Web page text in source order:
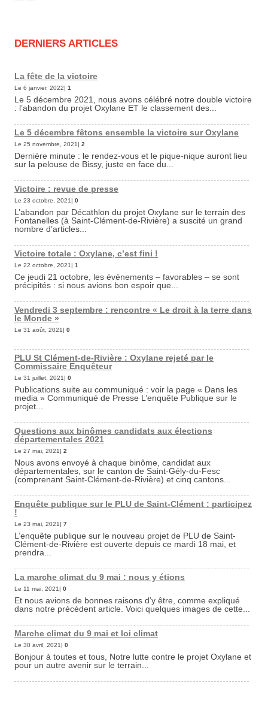
DERNIERS ARTICLES
La fête de la victoire
Le 6 janvier, 2022| 1
Le 5 décembre 2021, nous avons célébré notre double victoire
: l’abandon du projet Oxylane ET le classement des...
Le 5 décembre fêtons ensemble la victoire sur Oxylane
Le 25 novembre, 2021| 2
Dernière minute : le rendez-vous et le pique-nique auront lieu
sur la pelouse de Bissy, juste en face du...
Victoire : revue de presse
Le 23 octobre, 2021| 0
L’abandon par Décathlon du projet Oxylane sur le terrain des
Fontanelles (à Saint-Clément-de-Rivière) a suscité un grand
nombre d’articles...
Victoire totale : Oxylane, c’est fini !
Le 22 octobre, 2021| 1
Ce jeudi 21 octobre, les événements – favorables – se sont
précipités : si nous avions bon espoir que...
Vendredi 3 septembre : rencontre « Le droit à la terre dans
le Monde »
Le 31 août, 2021| 0
PLU St Clément-de-Rivière : Oxylane rejeté par le
Commissaire Enquêteur
Le 31 juillet, 2021| 0
Publications suite au communiqué : voir la page « Dans les
media » Communiqué de Presse L’enquête Publique sur le
projet...
Questions aux binômes candidats aux élections
départementales 2021
Le 27 mai, 2021| 2
Nous avons envoyé à chaque binôme, candidat aux
départementales, sur le canton de Saint-Gély-du-Fesc
(comprenant Saint-Clément-de-Rivière) et cinq cantons...
Enquête publique sur le PLU de Saint-Clément : participez
!
Le 23 mai, 2021| 7
L’enquête publique sur le nouveau projet de PLU de Saint-
Clément-de-Rivière est ouverte depuis ce mardi 18 mai, et
prendra...
La marche climat du 9 mai : nous y étions
Le 11 mai, 2021| 0
Et nous avions de bonnes raisons d’y être, comme expliqué
dans notre précédent article. Voici quelques images de cette...
Marche climat du 9 mai et loi climat
Le 30 avril, 2021| 0
Bonjour à toutes et tous, Notre lutte contre le projet Oxylane et
pour un autre avenir sur le terrain...